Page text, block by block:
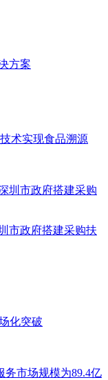
方案
术实现食品溯源
市政府搭建采购扶
化突破